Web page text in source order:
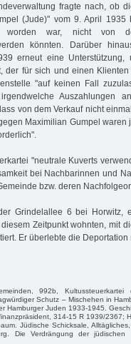
fragte nach, ob
(Jude)" vom 9. April
worden war, nicht von
könnten. Darüber
erneut eine
der für sich und einen
"auf keinen Fall
Auszahlungen
von dem Verkauf nicht
Maximilian Gumpel waren
"neutrale Kuverts
bei Nachbarinnen und
bzw. deren
Grindelallee 6 bei Horwitz,
Zeitpunkt wohnten, mit
Er überlebte die Deportation
992b, Kultussteuerkartei
Schutz – Mischehen in
Hamburger Juden 1933-1945.
314-15 R 1939/2367;
Jüdische Schicksale,
Die Verdrängung der jüdischen